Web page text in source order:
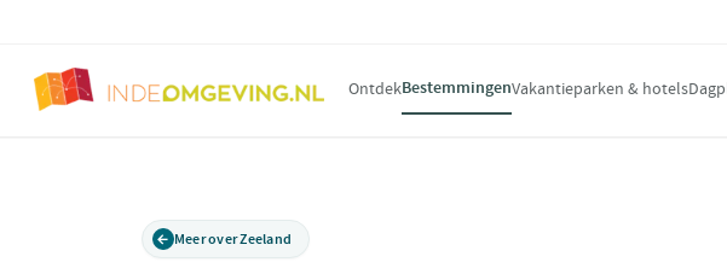
OntdekBestemmingenVakantieparken & hotels
Meer over Zeeland